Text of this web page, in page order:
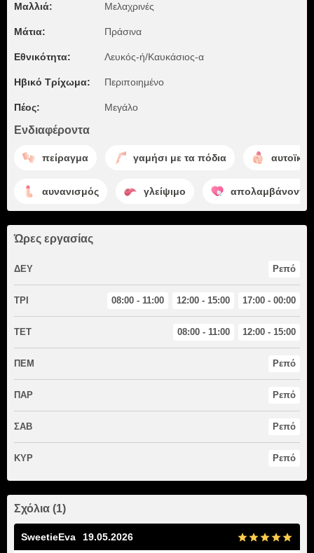
Μαλλιά: Μελαχρινές
Μάτια: Πράσινα
Εθνικότητα: Λευκός-ή/Καυκάσιος-α
Ηβικό Τρίχωμα: Περιποιημένο
Πέος: Μεγάλο
Ενδιαφέροντα
πείραγμα γαμήσι με τα πόδια
αυνανισμός γλείψιμο απολαμβάνοντας
Ώρες εργασίας
ΔΕΥ Ρεπό
ΤΡΙ 08:00 - 11:00 12:00 - 15:00 17:00 - 00:00
ΤΕΤ 08:00 - 11:00 12:00 - 15:00
ΠΕΜ Ρεπό
ΠΑΡ Ρεπό
ΣΑΒ Ρεπό
ΚΥΡ Ρεπό
Σχόλια (1)
SweetieEva 19.05.2026